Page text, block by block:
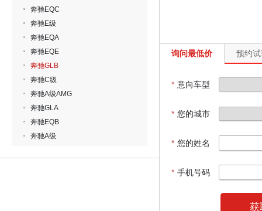
奔驰EQC
奔驰E级
奔驰EQA
奔驰EQE
奔驰GLB
奔驰C级
奔驰A级AMG
奔驰GLA
奔驰EQB
奔驰A级
询问最低价 预约
* 意向车型
* 您的城市
* 您的姓名
* 手机号码
获